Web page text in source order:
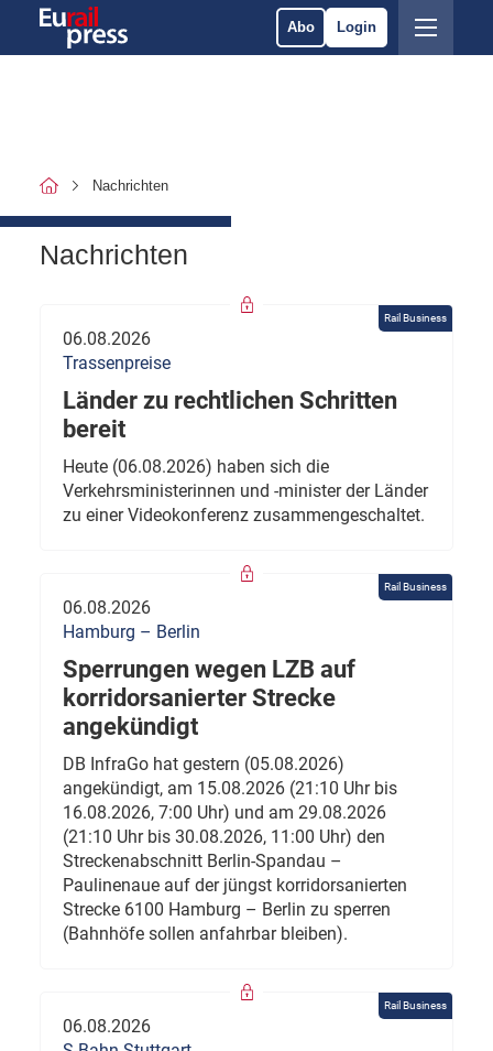
Abo Login
Nachrichten
Nachrichten
Rail Business
06.08.2026
Trassenpreise
Länder zu rechtlichen Schritten
bereit
Heute (06.08.2026) haben sich die
Verkehrsministerinnen und -minister der Länder
zu einer Videokonferenz zusammengeschaltet.
Rail Business
06.08.2026
Hamburg – Berlin
Sperrungen wegen LZB auf
korridorsanierter Strecke
angekündigt
DB InfraGo hat gestern (05.08.2026)
angekündigt, am 15.08.2026 (21:10 Uhr bis
16.08.2026, 7:00 Uhr) und am 29.08.2026
(21:10 Uhr bis 30.08.2026, 11:00 Uhr) den
Streckenabschnitt Berlin-Spandau –
Paulinenaue auf der jüngst korridorsanierten
Strecke 6100 Hamburg – Berlin zu sperren
(Bahnhöfe sollen anfahrbar bleiben).
Rail Business
06.08.2026